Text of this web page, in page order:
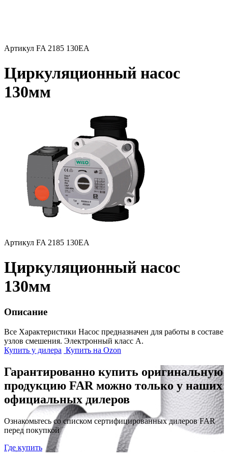
Артикул FA 2185 130EA
Циркуляционный насос
130мм
Артикул FA 2185 130EA
Циркуляционный насос
130мм
Описание
Все Характеристики Насос предназначен для работы в составе
узлов смешения. Электронный класс А.
Купить у дилера Купить на Ozon
Гарантированно купить оригинальную
продукцию FAR можно только у наших
официальных дилеров
Ознакомьтесь со списком сертифицированных дилеров FAR
перед покупкой
Где купить